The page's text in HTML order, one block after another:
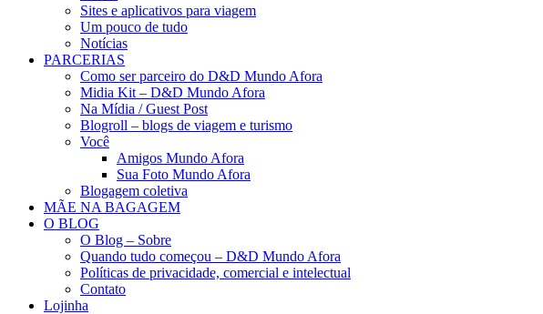
Sites e aplicativos para viagem
Um pouco de tudo
Notícias
PARCERIAS
Como ser parceiro do D&D Mundo Afora
Midia Kit – D&D Mundo Afora
Na Mídia / Guest Post
Blogroll – blogs de viagem e turismo
Você
Amigos Mundo Afora
Sua Foto Mundo Afora
Blogagem coletiva
MÃE NA BAGAGEM
O BLOG
O Blog – Sobre
Quando tudo começou – D&D Mundo Afora
Políticas de privacidade, comercial e intelectual
Contato
Lojinha